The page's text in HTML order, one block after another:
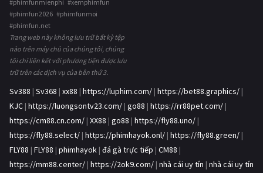
#phimfunmienphi #xemphimfun
#phimfun2026 #phimfunmoi
#phimfun.net
Trang web này không lưu trữ bất kỳ tệp
nào trên máy chủ của chúng tôi, chúng
tôi chỉ liên kết với phương tiện được lưu
trữ trên các dịch vụ của bên thứ 3.
Sv388 | Sv368 | xx88 | https://luphim.com/ | https://bet88.graphics/ |
KJC | https://luongsontv23.com/ | go88 | https://rr88pet.com/ |
https://cm88.cn.com/ | XX88 | go88 | https://fly88.uno/ |
https://fly88.select/ | https://phimhayok.onl/ | https://fly88.green/ |
FLY88 | FLY88 | phimhayok | đá gà trực tiếp | CM88 |
https://mm88.center/ | https://2ok9.com/ | nhà cái uy tín | nhà cái uy tín